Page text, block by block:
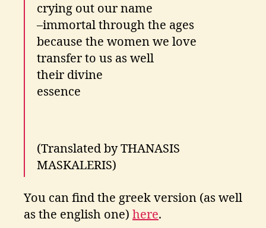
crying out our name
–immortal through the ages
because the women we love
transfer to us as well
their divine
essence
(Translated by THANASIS
MASKALERIS)
You can find the greek version (as well
as the english one) here.
o
o